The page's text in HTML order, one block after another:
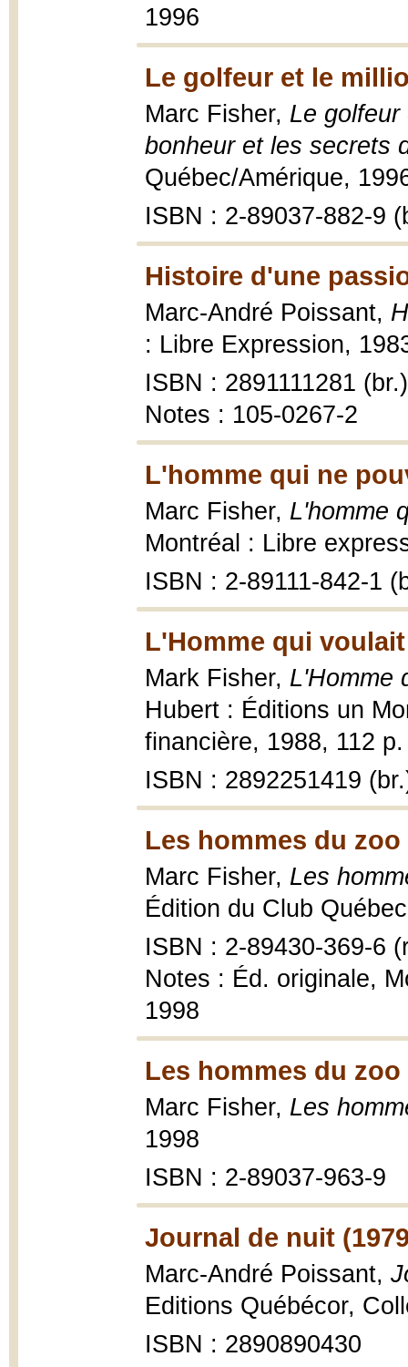
1996
Le golfeur et le
Marc Fisher, Le
bonheur et les secrets
Québec/Amérique,
ISBN : 2-89037-882-9
Histoire d'une
Marc-André Poissant,
: Libre Expression,
ISBN : 2891111281 (br.)
Notes : 105-0267-2
L'homme qui ne
Marc Fisher, L'homme
Montréal : Libre
ISBN : 2-89111-842-1
L'Homme qui
Mark Fisher, L'Homme
Hubert : Éditions un
financière, 1988, 112
ISBN : 2892251419
Les hommes du zoo
Marc Fisher, Les
Édition du Club
ISBN : 2-89430-369-6
Notes : Éd. originale,
1998
Les hommes du zoo
Marc Fisher, Les
1998
ISBN : 2-89037-963-9
Journal de nuit
Marc-André Poissant,
Editions Québécor,
ISBN : 2890890430